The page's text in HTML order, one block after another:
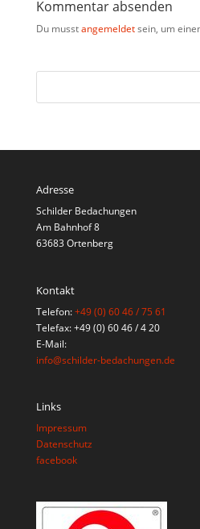
Kommentar absenden
Du musstangemeldetsein, um
Adresse
Schilder Bedachungen
Am Bahnhof 8
63683 Ortenberg
Kontakt
Telefon:+49 (0) 60 46 / 75 61
Telefax: +49 (0) 60 46 / 4 20
E-Mail:
info@schilder-bedachungen.de
Links
Impressum
Datenschutz
facebook